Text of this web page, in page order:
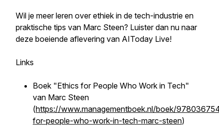
Wil je meer leren over ethiek in de tech-industrie en
praktische tips van Marc Steen? Luister dan nu naar
deze boeiende aflevering van AIToday Live!
Links
Boek "Ethics for People Who Work in Tech"
van Marc Steen
(https://www.managementboek.nl/boek/
for-people-who-work-in-tech-marc-steen)